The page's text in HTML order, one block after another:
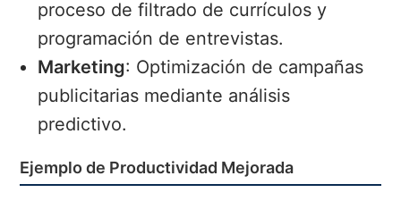
proceso de filtrado de currículos y
programación de entrevistas.
Marketing: Optimización de campañas
publicitarias mediante análisis
predictivo.
Ejemplo de Productividad Mejorada